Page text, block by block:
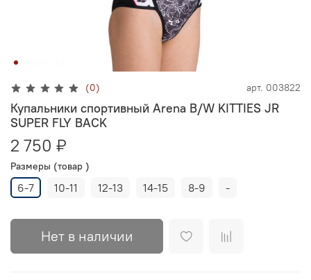
(0) арт. 003822
Купальники спортивный Arena B/W KITTIES JR
SUPER FLY BACK
2 750 ₽
Размеры (товар )
6-7 10-11 12-13 14-15 8-9 -
Нет в наличии